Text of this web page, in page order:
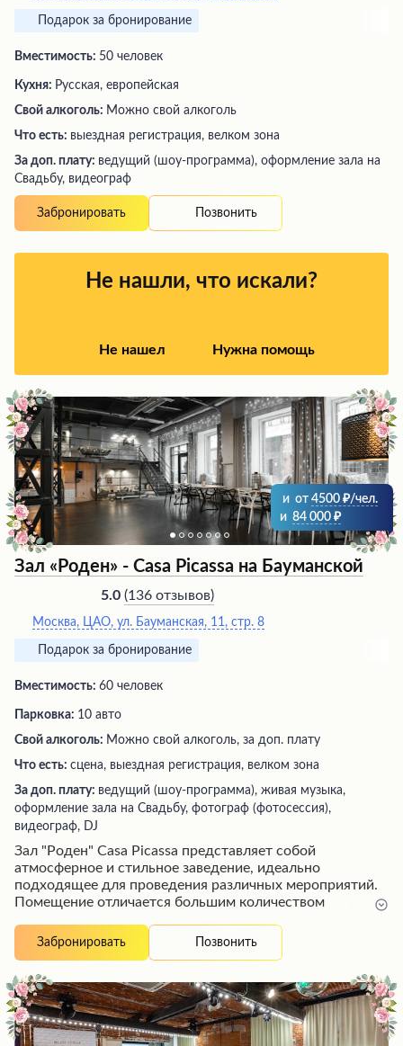
Подарок за бронирование
Вместимость: 50 человек
Кухня: Русская, европейская
Свой алкоголь: Можно свой алкоголь
Что есть: выездная регистрация, велком зона
За доп. плату: ведущий (шоу-программа), оформление зала на
Свадьбу, видеограф
Забронировать Позвонить
Не нашли, что искали?
Не нашел Нужна помощь
и от 4500
/чел.
и 84 000
Зал «Роден» - Casa Picassa на Бауманской
5.0 (136 отзывов)
Москва, ЦАО, ул. Бауманская, 11, стр. 8
Подарок за бронирование
Вместимость: 60 человек
Парковка: 10 авто
Свой алкоголь: Можно свой алкоголь, за доп. плату
Что есть: сцена, выездная регистрация, велком зона
За доп. плату: ведущий (шоу-программа), живая музыка,
оформление зала на Свадьбу, фотограф (фотосессия),
видеограф, DJ
Зал "Роден" Casa Picassa представляет собой
атмосферное и стильное заведение, идеально
подходящее для проведения различных мероприятий.
Помещение отличается большим количеством
малыми декоративными деталями, создающими
неповторимую атмосферу. Гостей ждет высокий
мероприятия - опытные сотрудники помогут с выбором
площадки, составлением меню и программы. Особого
внимания заслуживает профессионализм официантов,
которые своевременно обслуживают гостей. Кроме
Забронировать Позвонить